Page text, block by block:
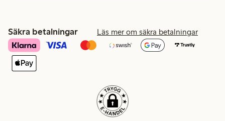
Säkra betalningar Läs mer om säkra betalningar